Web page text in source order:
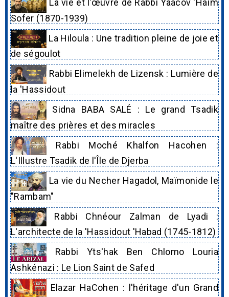
La vie et l'œuvre de Rabbi Yaacov 'Haïm
Sofer (1870-1939)
La Hiloula : Une tradition pleine de joie et
de ségoulot
Rabbi Elimelekh de Lizensk : Lumière de
la 'Hassidout
Sidna BABA SALÉ : Le grand Tsadik
maître des prières et des miracles
Rabbi Moché Khalfon Hacohen :
L'Illustre Tsadik de l'Île de Djerba
La vie du Necher Hagadol, Maïmonide le
"Rambam"
Rabbi Chnéour Zalman de Lyadi :
L'architecte de la 'Hassidout 'Habad (1745-1812)
Rabbi Yts'hak Ben Chlomo Louria
Ashkénazi : Le Lion Saint de Safed
Elazar HaCohen : l'héritage d'un Grand